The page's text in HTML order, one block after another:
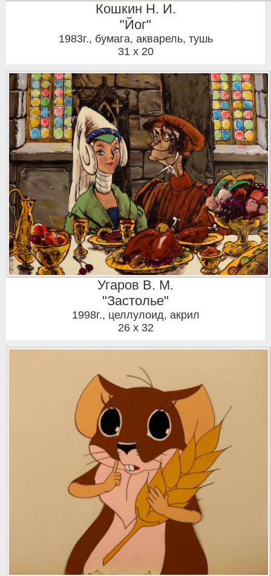
Кошкин Н. И.
"Йог"
1983г., бумага, акварель, тушь
31 x 20
Угаров В. М.
"Застолье"
1998г., целлулоид, акрил
26 x 32